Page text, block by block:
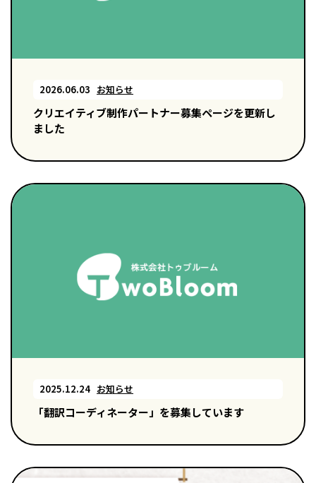
2026.06.03 お知らせ
クリエイティブ制作パートナー募集ページを更新し
ました
2025.12.24 お知らせ
「翻訳コーディネーター」を募集しています